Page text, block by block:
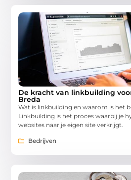
De kracht van linkbuilding
Breda
Wat is linkbuilding en waarom is het
Linkbuilding is het proces waarbij je
websites naar je eigen site verkrijgt.
Bedrijven